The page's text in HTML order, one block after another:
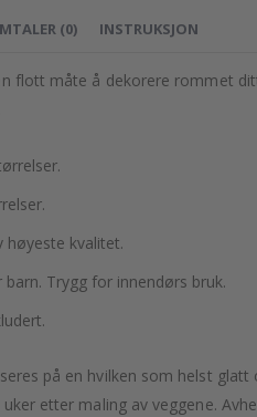
flott måte å dekorere rommet
høyeste kvalitet.
Trygg for innendørs bruk.
på en hvilken som helst
etter maling av veggene.
(0) INSTRUKSJON